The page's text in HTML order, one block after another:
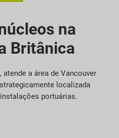
na
Britânica
atende a área de Vancouver
localizada
portuárias.